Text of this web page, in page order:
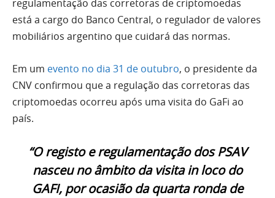
regulamentação das corretoras de criptomoedas
está a cargo do Banco Central, o regulador de valores
mobiliários argentino que cuidará das normas.
Em um evento no dia 31 de outubro, o presidente da
CNV confirmou que a regulação das corretoras das
criptomoedas ocorreu após uma visita do GaFi ao
país.
“O registo e regulamentação dos PSAV
nasceu no âmbito da visita in loco do
GAFI, por ocasião da quarta ronda de